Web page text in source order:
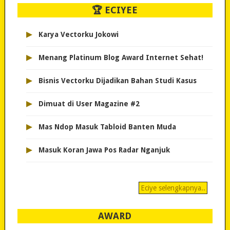
🏆 ECIYEE
▸ Karya Vectorku Jokowi
▸ Menang Platinum Blog Award Internet Sehat!
▸ Bisnis Vectorku Dijadikan Bahan Studi Kasus
▸ Dimuat di User Magazine #2
▸ Mas Ndop Masuk Tabloid Banten Muda
▸ Masuk Koran Jawa Pos Radar Nganjuk
Eciye selengkapnya..
AWARD